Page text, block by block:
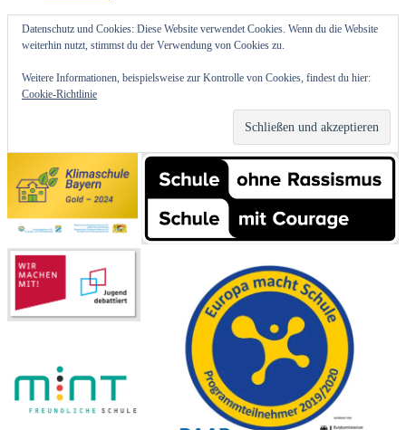
Datenschutz und Cookies: Diese Website verwendet Cookies. Wenn du die Website
weiterhin nutzt, stimmst du der Verwendung von Cookies zu.
Weitere Informationen, beispielsweise zur Kontrolle von Cookies, findest du hier:
Cookie-Richtlinie